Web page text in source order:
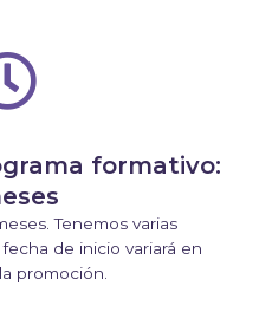
formativo:
Tenemos varias
de inicio variará en
promoción.